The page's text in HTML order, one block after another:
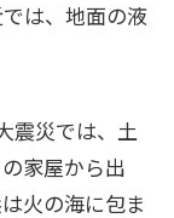
は、地面の液
震災では、土
家屋から出
火の海に包ま